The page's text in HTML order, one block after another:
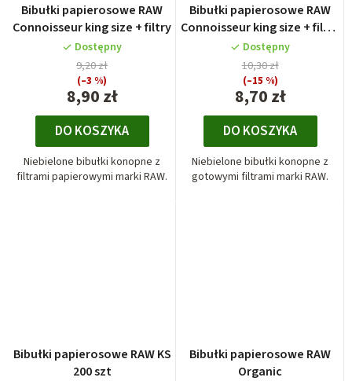
Bibułki papierosowe RAW
Connoisseur king size + filtry
Dostępny
8,90 zł
9,20 zł
(–3 %)
DO KOSZYKA
Niebielone bibułki konopne z
filtrami papierowymi marki RAW.
Bibułki papierosowe RAW
Connoisseur king size + filtry
gotowe skręcone
Dostępny
8,70 zł
10,30 zł
(–15 %)
DO KOSZYKA
Niebielone bibułki konopne z
gotowymi filtrami marki RAW.
Bibułki papierosowe RAW KS
200 szt
Bibułki papierosowe RAW
Organic